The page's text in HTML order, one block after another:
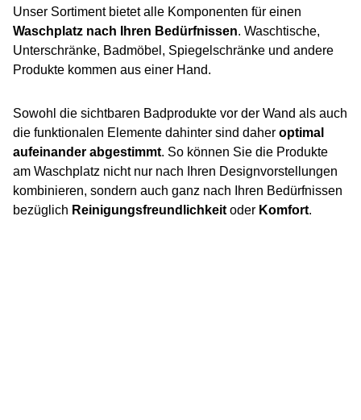
Unser Sortiment bietet alle Komponenten für einen
Waschplatz nach Ihren Bedürfnissen. Waschtische,
Unterschränke, Badmöbel, Spiegelschränke und andere
Produkte kommen aus einer Hand.
Sowohl die sichtbaren Badprodukte vor der Wand als auch
die funktionalen Elemente dahinter sind daher optimal
aufeinander abgestimmt. So können Sie die Produkte
am Waschplatz nicht nur nach Ihren Designvorstellungen
kombinieren, sondern auch ganz nach Ihren Bedürfnissen
bezüglich Reinigungsfreundlichkeit oder Komfort.